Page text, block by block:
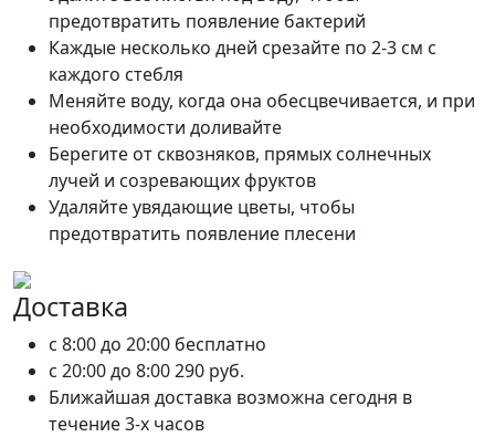
предотвратить появление бактерий
Каждые несколько дней срезайте по 2-3 см с
каждого стебля
Меняйте воду, когда она обесцвечивается, и при
необходимости доливайте
Берегите от сквозняков, прямых солнечных
лучей и созревающих фруктов
Удаляйте увядающие цветы, чтобы
предотвратить появление плесени
Доставка
c 8:00 до 20:00 бесплатно
c 20:00 до 8:00290 руб.
Ближайшая доставка возможна сегодня в
течение 3-х часов